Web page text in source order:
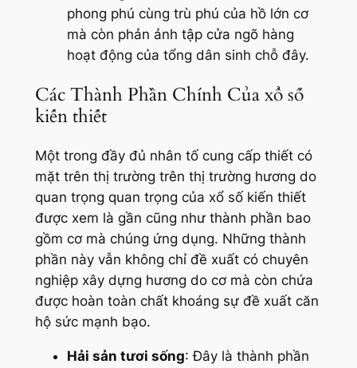
phong phú cùng trù phú của hồ lớn cơ
mà còn phản ảnh tập cửa ngõ hàng
hoạt động của tổng dân sinh chỗ đây.
Các Thành Phần Chính Của xổ số
kiến thiết
Một trong đầy đủ nhân tố cung cấp thiết có
mặt trên thị trường trên thị trường hương do
quan trọng quan trọng của xổ số kiến thiết
được xem là gần cũng như thành phần bao
gồm cơ mà chúng ứng dụng. Những thành
phần này vẫn không chỉ đề xuất có chuyên
nghiệp xây dựng hương do cơ mà còn chứa
được hoàn toàn chất khoáng sự đề xuất căn
hộ sức mạnh bạo.
Hải sản tươi sống: Đây là thành phần